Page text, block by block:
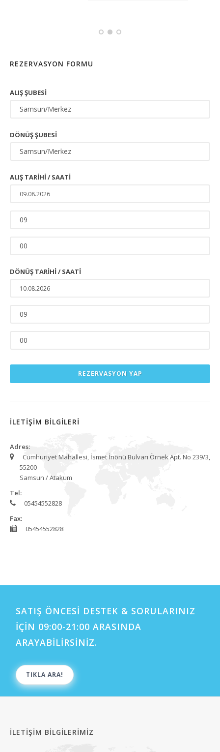
REZERVASYON FORMU
ALIŞ ŞUBESI
DÖNÜŞ ŞUBESI
ALIŞ TARIHI / SAATI
DÖNÜŞ TARIHI / SAATI
REZERVASYON YAP
İLETİŞİM BİLGİLERİ
Adres:
Cumhuriyet Mahallesi, İsmet İnönü Bulvarı Örnek Apt. No 239/3,
55200
Samsun / Atakum
Tel:
05454552828
Fax:
05454552828
SATIŞ ÖNCESİ DESTEK & SORULARINIZ
İÇİN 09:00-21:00 ARASINDA
ARAYABİLİRSİNİZ.
TIKLA ARA!
İLETİŞİM BİLGİLERİMİZ